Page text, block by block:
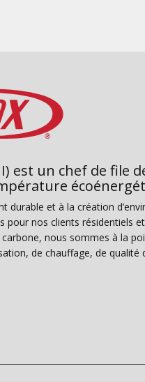
est un chef de file
durable et à la création
pour nos clients résidentiels
nous sommes à la
de chauffage, de qualité